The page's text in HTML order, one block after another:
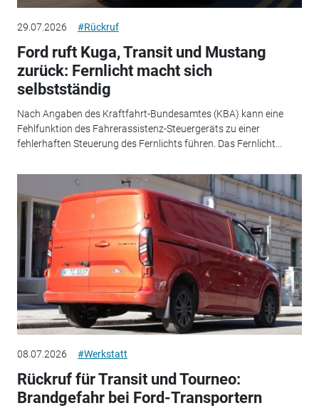
29.07.2026 #Rückruf
Ford ruft Kuga, Transit und Mustang
zurück: Fernlicht macht sich
selbstständig
Nach Angaben des Kraftfahrt-Bundesamtes (KBA) kann eine
Fehlfunktion des Fahrerassistenz-Steuergeräts zu einer
fehlerhaften Steuerung des Fernlichts führen. Das Fernlicht...
08.07.2026 #Werkstatt
Rückruf für Transit und Tourneo:
Brandgefahr bei Ford-Transportern